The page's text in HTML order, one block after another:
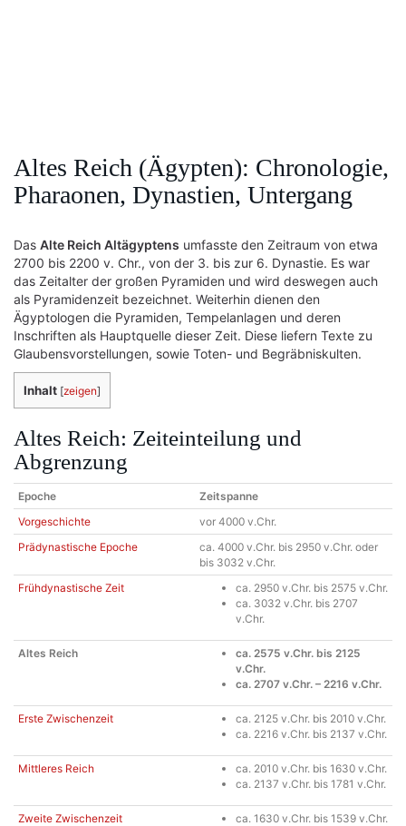
Altes Reich (Ägypten): Chronologie,
Pharaonen, Dynastien, Untergang
Das Alte Reich Altägyptens umfasste den Zeitraum von etwa
2700 bis 2200 v. Chr., von der 3. bis zur 6. Dynastie. Es war
das Zeitalter der großen Pyramiden und wird deswegen auch
als Pyramidenzeit bezeichnet. Weiterhin dienen den
Ägyptologen die Pyramiden, Tempelanlagen und deren
Inschriften als Hauptquelle dieser Zeit. Diese liefern Texte zu
Glaubensvorstellungen, sowie Toten- und Begräbniskulten.
Inhalt [zeigen]
Altes Reich: Zeiteinteilung und
Abgrenzung
Epoche
Zeitspanne
Vorgeschichte
vor 4000 v.Chr.
Prädynastische Epoche
ca. 4000 v.Chr. bis 2950 v.Chr. oder
bis 3032 v.Chr.
Frühdynastische Zeit
ca. 2950 v.Chr. bis 2575 v.Chr.
ca. 3032 v.Chr. bis 2707
v.Chr.
Altes Reich
ca. 2575 v.Chr. bis 2125
v.Chr.
ca. 2707 v.Chr. – 2216 v.Chr.
Erste Zwischenzeit
ca. 2125 v.Chr. bis 2010 v.Chr.
ca. 2216 v.Chr. bis 2137 v.Chr.
Mittleres Reich
ca. 2010 v.Chr. bis 1630 v.Chr.
ca. 2137 v.Chr. bis 1781 v.Chr.
Zweite Zwischenzeit
ca. 1630 v.Chr. bis 1539 v.Chr.